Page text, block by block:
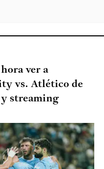
ver a
vs. Atlético de
streaming